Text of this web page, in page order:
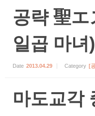
공략 聖
일곱 마녀)
Date 2013.04.29 Category [
마도교각